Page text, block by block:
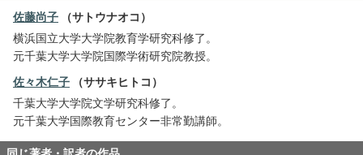
佐藤尚子 （サトウナオコ）
横浜国立大学大学院教育学研究科修了。
元千葉大学大学院国際学術研究院教授。
佐々木仁子 （ササキヒトコ）
千葉大学大学院文学研究科修了。
元千葉大学国際教育センター非常勤講師。